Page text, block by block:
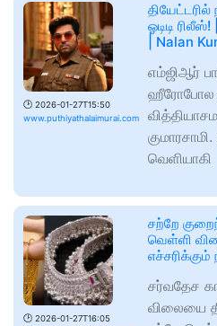
🕑 2026-01-27T15:50
www.puthiyathalaimurai.com
ஓடிடி
| Nalan
எம்ஜிஆர்
ஹீரோபோல
வெளியாகி
🕑 2026-01-27T16:05
சற்றே
வெள்ளி
எச்சரிக்கும்
சர்வதேச
விலையை